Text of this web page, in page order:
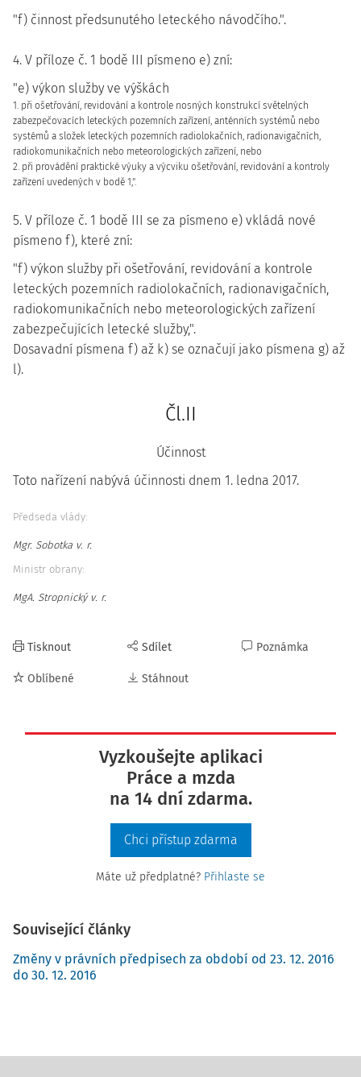
"f) činnost předsunutého leteckého návodčího.".
4. V příloze č. 1 bodě III písmeno e) zní:
"e) výkon služby ve výškách
1. při ošetřování, revidování a kontrole nosných konstrukcí světelných
zabezpečovacích leteckých pozemních zařízení, anténních systémů nebo
systémů a složek leteckých pozemních radiolokačních, radionavigačních,
radiokomunikačních nebo meteorologických zařízení, nebo
2. při provádění praktické výuky a výcviku ošetřování, revidování a kontroly
zařízení uvedených v bodě 1,".
5. V příloze č. 1 bodě III se za písmeno e) vkládá nové
písmeno f), které zní:
"f) výkon služby při ošetřování, revidování a kontrole
leteckých pozemních radiolokačních, radionavigačních,
radiokomunikačních nebo meteorologických zařízení
zabezpečujících letecké služby,".
Dosavadní písmena f) až k) se označují jako písmena g) až
l).
Čl.II
Účinnost
Toto nařízení nabývá účinnosti dnem 1. ledna 2017.
Předseda vlády:
Mgr. Sobotka v. r.
Ministr obrany:
MgA. Stropnický v. r.
Tisknout
Oblíbené
Sdílet
Stáhnout
Poznámka
Vyzkoušejte aplikaci
Práce a mzda
na 14 dní zdarma.
Chci přístup zdarma
Máte už předplatné? Přihlaste se
Související články
Změny v právních předpisech za období od 23. 12. 2016
do 30. 12. 2016